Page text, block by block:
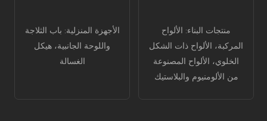
الأجهزة المنزلية: باب الثلاجة
واللوحة الجانبية، هيكل
الغسالة
منتجات البناء: الألواح
المركبة، الألواح ذات الشكل
الخلوي، الألواح المصنوعة
من الألومنيوم والبلاستيك